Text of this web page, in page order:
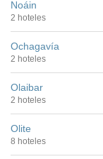
Noáin
2 hoteles
Ochagavía
2 hoteles
Olaibar
2 hoteles
Olite
8 hoteles